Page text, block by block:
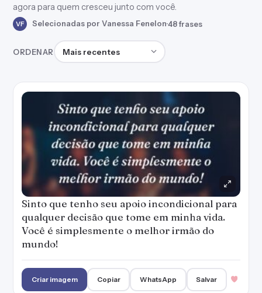
agora para quem cresceu junto com você.
VF Selecionadas por Vanessa Fenelon·48 frases
ORDENAR Ordenar frases
Sinto que tenho seu apoio incondicional para
qualquer decisão que tome em minha vida.
Você é simplesmente o melhor irmão do
mundo!
Criar imagem Copiar WhatsApp Salvar